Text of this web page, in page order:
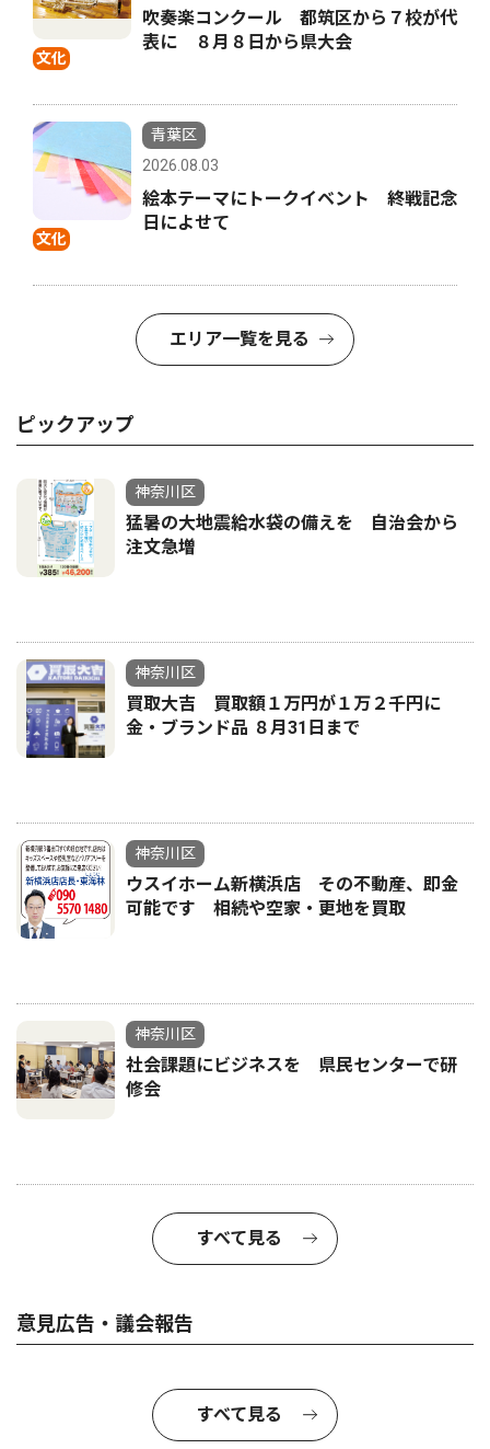
文化
吹奏楽コンクール 都筑区から７校が代
表に ８月８日から県大会
文化
青葉区
2026.08.03
絵本テーマにトークイベント 終戦記念
日によせて
エリア一覧を見る
ピックアップ
神奈川区
猛暑の大地震給水袋の備えを 自治会から
注文急増
神奈川区
買取大吉 買取額１万円が１万２千円に
金・ブランド品 ８月31日まで
神奈川区
ウスイホーム新横浜店 その不動産、即金
可能です 相続や空家・更地を買取
神奈川区
社会課題にビジネスを 県民センターで研
修会
すべて見る
意見広告・議会報告
すべて見る